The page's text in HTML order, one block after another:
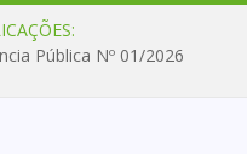
Pública Nº 01/2026